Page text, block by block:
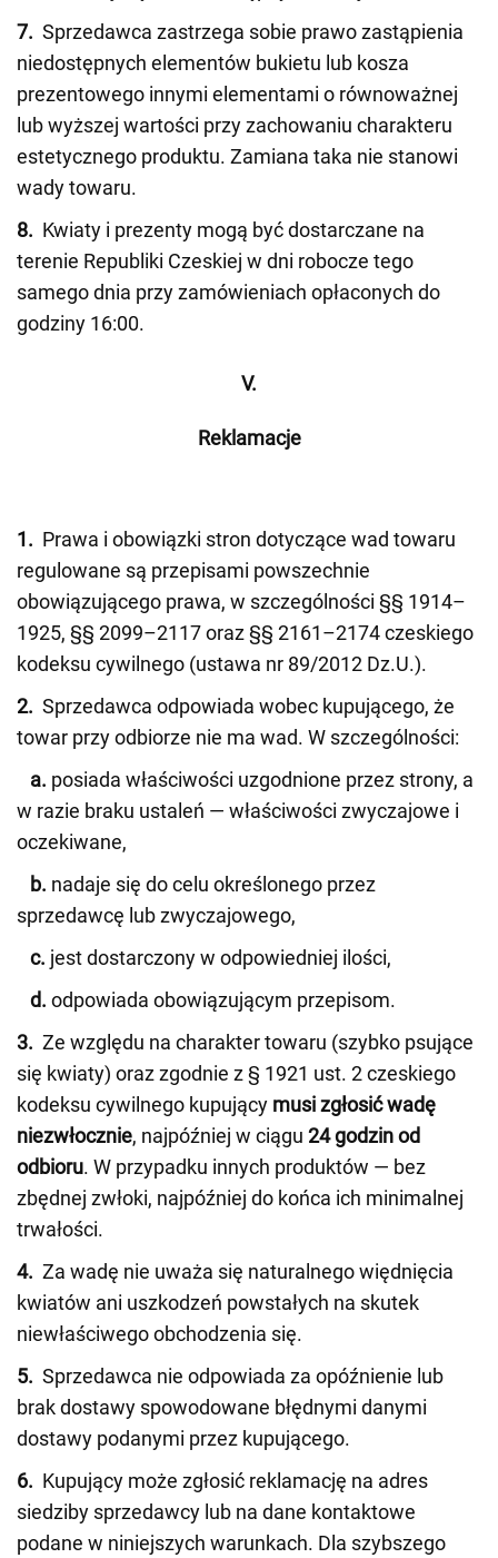
7. Sprzedawca zastrzega sobie prawo zastąpienia
niedostępnych elementów bukietu lub kosza
prezentowego innymi elementami o równoważnej
lub wyższej wartości przy zachowaniu charakteru
estetycznego produktu. Zamiana taka nie stanowi
wady towaru.
8. Kwiaty i prezenty mogą być dostarczane na
terenie Republiki Czeskiej w dni robocze tego
samego dnia przy zamówieniach opłaconych do
godziny 16:00.
V.
Reklamacje
1. Prawa i obowiązki stron dotyczące wad towaru
regulowane są przepisami powszechnie
obowiązującego prawa, w szczególności §§ 1914–
1925, §§ 2099–2117 oraz §§ 2161–2174 czeskiego
kodeksu cywilnego (ustawa nr 89/2012 Dz.U.).
2. Sprzedawca odpowiada wobec kupującego, że
towar przy odbiorze nie ma wad. W szczególności:
a. posiada właściwości uzgodnione przez strony, a
w razie braku ustaleń — właściwości zwyczajowe i
oczekiwane,
b. nadaje się do celu określonego przez
sprzedawcę lub zwyczajowego,
c. jest dostarczony w odpowiedniej ilości,
d. odpowiada obowiązującym przepisom.
3. Ze względu na charakter towaru (szybko psujące
się kwiaty) oraz zgodnie z § 1921 ust. 2 czeskiego
kodeksu cywilnego kupujący musi zgłosić wadę
niezwłocznie, najpóźniej w ciągu 24 godzin od
odbioru. W przypadku innych produktów — bez
zbędnej zwłoki, najpóźniej do końca ich minimalnej
trwałości.
4. Za wadę nie uważa się naturalnego więdnięcia
kwiatów ani uszkodzeń powstałych na skutek
niewłaściwego obchodzenia się.
5. Sprzedawca nie odpowiada za opóźnienie lub
brak dostawy spowodowane błędnymi danymi
dostawy podanymi przez kupującego.
6. Kupujący może zgłosić reklamację na adres
siedziby sprzedawcy lub na dane kontaktowe
podane w niniejszych warunkach. Dla szybszego